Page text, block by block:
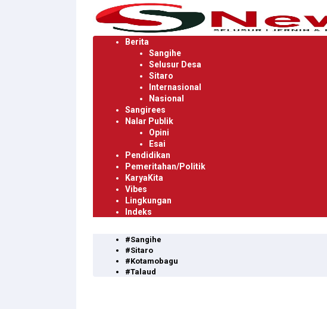
Langsung
Berita
Sangihe
Selusur Desa
Sitaro
Internasional
Nasional
Sangirees
Nalar Publik
Opini
Esai
Pendidikan
Pemeritahan/Politik
KaryaKita
Vibes
Lingkungan
Indeks
#Sangihe
#Sitaro
#Kotamobagu
#Talaud